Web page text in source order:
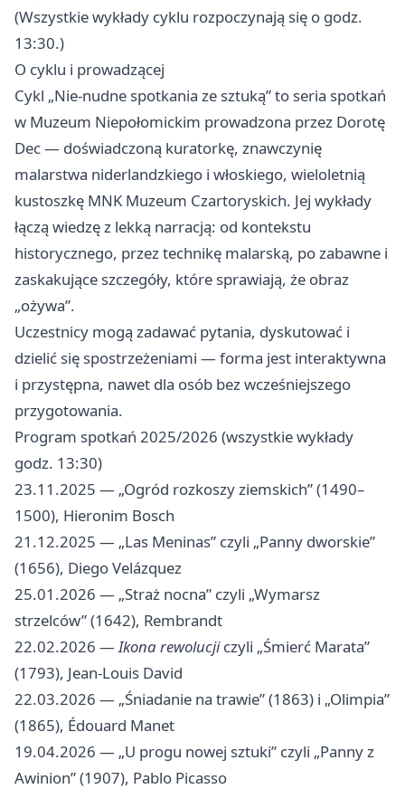
(Wszystkie wykłady cyklu rozpoczynają się o godz.
13:30.)
O cyklu i prowadzącej
Cykl „Nie-nudne spotkania ze sztuką” to seria spotkań
w Muzeum Niepołomickim prowadzona przez Dorotę
Dec — doświadczoną kuratorkę, znawczynię
malarstwa niderlandzkiego i włoskiego, wieloletnią
kustoszkę MNK Muzeum Czartoryskich. Jej wykłady
łączą wiedzę z lekką narracją: od kontekstu
historycznego, przez technikę malarską, po zabawne i
zaskakujące szczegóły, które sprawiają, że obraz
„ożywa”.
Uczestnicy mogą zadawać pytania, dyskutować i
dzielić się spostrzeżeniami — forma jest interaktywna
i przystępna, nawet dla osób bez wcześniejszego
przygotowania.
Program spotkań 2025/2026 (wszystkie wykłady
godz. 13:30)
23.11.2025 — „Ogród rozkoszy ziemskich” (1490–
1500), Hieronim Bosch
21.12.2025 — „Las Meninas” czyli „Panny dworskie”
(1656), Diego Velázquez
25.01.2026 — „Straż nocna” czyli „Wymarsz
strzelców” (1642), Rembrandt
22.02.2026 —Ikona rewolucjiczyli „Śmierć Marata”
(1793), Jean‑Louis David
22.03.2026 — „Śniadanie na trawie” (1863) i „Olimpia”
(1865), Édouard Manet
19.04.2026 — „U progu nowej sztuki” czyli „Panny z
Awinion” (1907), Pablo Picasso